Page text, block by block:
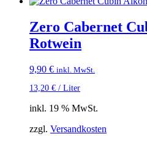
Zero Cabernet
Rotwein
9,90 € inkl. MwSt.
13,20 € / Liter
inkl. 19 % MwSt.
zzgl. Versandkosten